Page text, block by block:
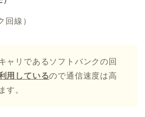
回線）
ャリであるソフトバンクの回
用しているので通信速度は高
す。